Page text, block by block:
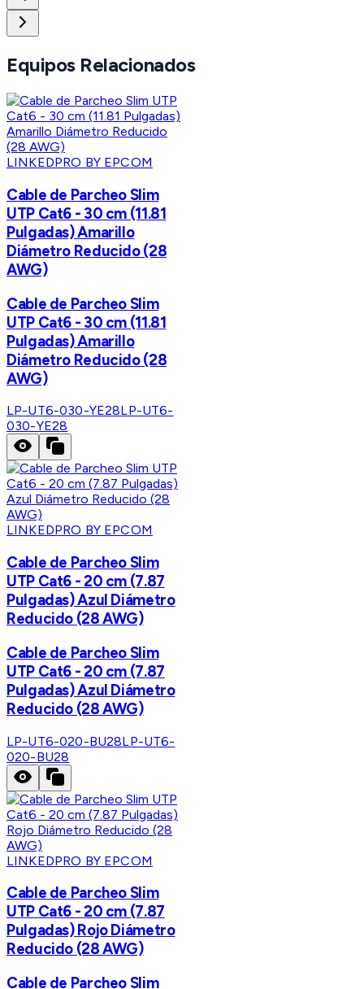
Equipos Relacionados
LINKEDPRO BY EPCOM
Cable de Parcheo Slim
UTP Cat6 - 30 cm (11.81
Pulgadas) Amarillo
Diámetro Reducido (28
AWG)
Cable de Parcheo Slim
UTP Cat6 - 30 cm (11.81
Pulgadas) Amarillo
Diámetro Reducido (28
AWG)
LP-UT6-030-YE28LP-UT6-
030-YE28
LINKEDPRO BY EPCOM
Cable de Parcheo Slim
UTP Cat6 - 20 cm (7.87
Pulgadas) Azul Diámetro
Reducido (28 AWG)
Cable de Parcheo Slim
UTP Cat6 - 20 cm (7.87
Pulgadas) Azul Diámetro
Reducido (28 AWG)
LP-UT6-020-BU28LP-UT6-
020-BU28
LINKEDPRO BY EPCOM
Cable de Parcheo Slim
UTP Cat6 - 20 cm (7.87
Pulgadas) Rojo Diámetro
Reducido (28 AWG)
Cable de Parcheo Slim